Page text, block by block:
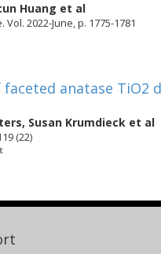
Huang et al
2022-June, p. 1775-1781
faceted anatase
, Susan Krumdieck et al
(22)